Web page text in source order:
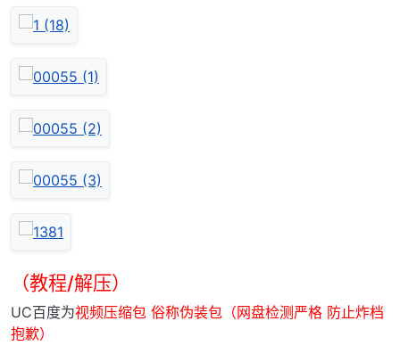
（教程/解压）
UC百度为视频压缩包 俗称伪装包（网盘检测严格 防止炸档
抱歉）